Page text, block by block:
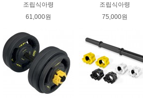
조립식아령
61,000원
조립식아령
75,000원